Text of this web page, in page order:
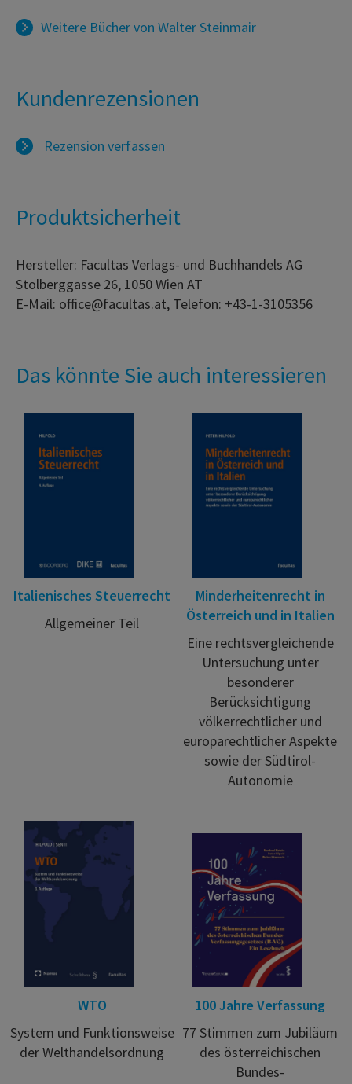
Weitere Bücher von Walter Steinmair
Kundenrezensionen
Rezension verfassen
Produktsicherheit
Hersteller: Facultas Verlags- und Buchhandels AG
Stolberggasse 26, 1050 Wien AT
E-Mail: office@facultas.at, Telefon: +43-1-3105356
Das könnte Sie auch interessieren
Italienisches Steuerrecht
Allgemeiner Teil
Minderheitenrecht in
Österreich und in Italien
Eine rechtsvergleichende
Untersuchung unter
besonderer
Berücksichtigung
völkerrechtlicher und
europarechtlicher Aspekte
sowie der Südtirol-
Autonomie
WTO
System und Funktionsweise
der Welthandelsordnung
100 Jahre Verfassung
77 Stimmen zum Jubiläum
des österreichischen
Bundes-